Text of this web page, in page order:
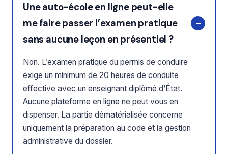
Une auto-école en ligne peut-elle
me faire passer l’examen pratique
sans aucune leçon en présentiel ?
Non. L’examen pratique du permis de conduire
exige un minimum de 20 heures de conduite
effective avec un enseignant diplômé d’État.
Aucune plateforme en ligne ne peut vous en
dispenser. La partie dématérialisée concerne
uniquement la préparation au code et la gestion
administrative du dossier.